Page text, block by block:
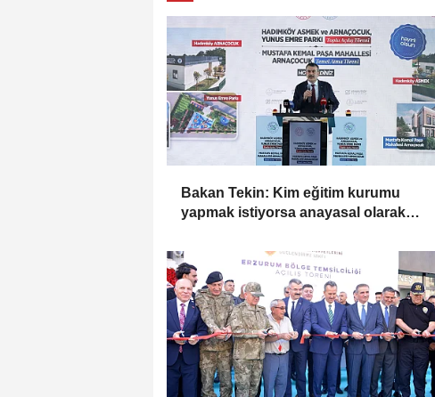
Bakan Tekin: Kim eğitim kurumu
yapmak istiyorsa anayasal olarak